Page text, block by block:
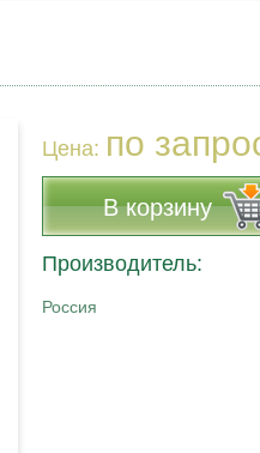
Цена: по
В корзину
Производитель:
Россия